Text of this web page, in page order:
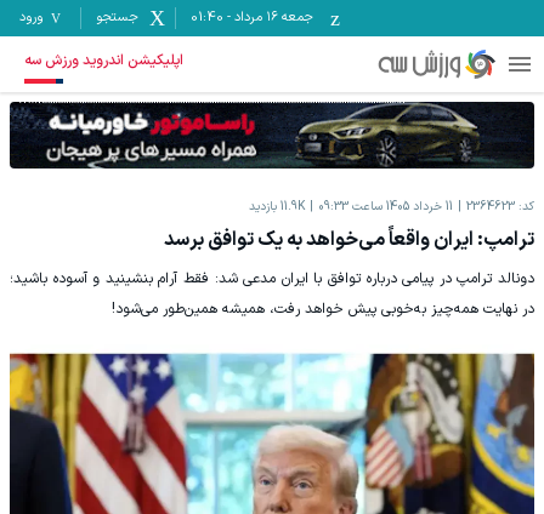
جمعه ۱۶ مرداد -
01:40 جستجو ورود
اپلیکیشن اندروید ورزش سه
کد: 2364623 11 خرداد 1405 ساعت 09:33 11.9K بازدید
ترامپ: ایران واقعاً می‌خواهد به یک توافق برسد
دونالد ترامپ در پیامی درباره توافق با ایران مدعی شد: فقط آرام بنشینید و آسوده باشید؛
در نهایت همه‌چیز به‌خوبی پیش خواهد رفت، همیشه همین‌طور می‌شود!